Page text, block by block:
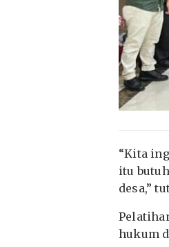
“Kita
itu
desa,”
hukum